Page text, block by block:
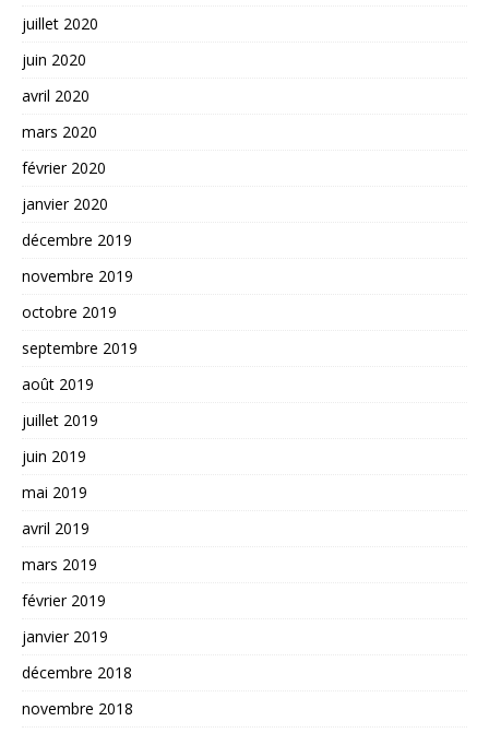
juillet 2020
juin 2020
avril 2020
mars 2020
février 2020
janvier 2020
décembre 2019
novembre 2019
octobre 2019
septembre 2019
août 2019
juillet 2019
juin 2019
mai 2019
avril 2019
mars 2019
février 2019
janvier 2019
décembre 2018
novembre 2018